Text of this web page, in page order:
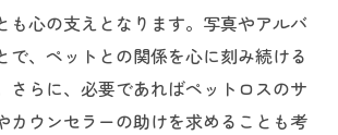
も心の支えとなります。写真やアルバ
で、ペットとの関係を心に刻み続ける
さらに、必要であればペットロスのサ
カウンセラーの助けを求めることも考